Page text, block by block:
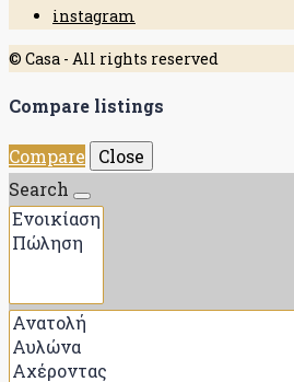
instagram
© Casa - All rights reserved
Compare listings
Compare
Close
Search